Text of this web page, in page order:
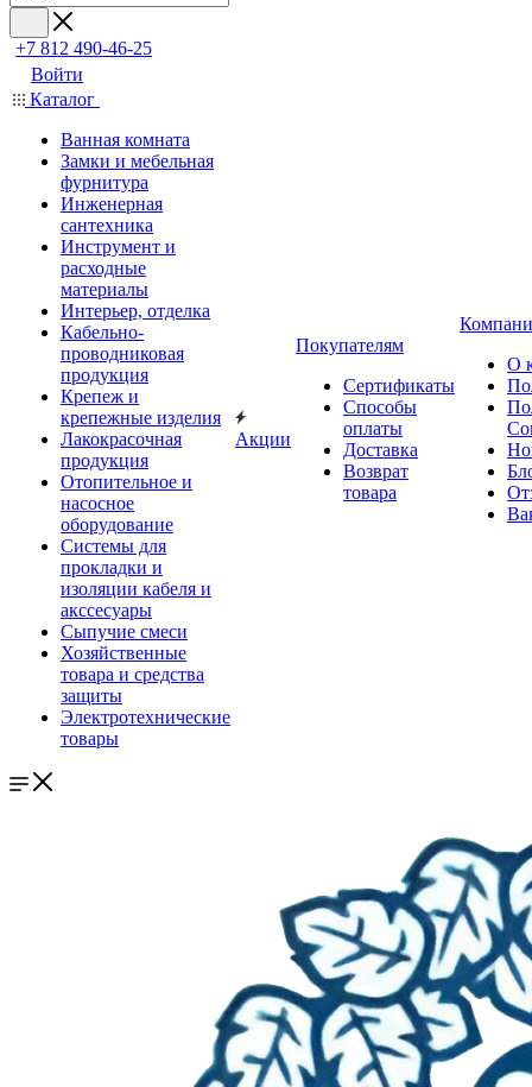
+7 812 490-46-25
Войти
Каталог
Ванная комната
Замки и мебельная
фурнитура
Инженерная
сантехника
Инструмент и
расходные
материалы
Интерьер, отделка
Кабельно-
проводниковая
продукция
Крепеж и
крепежные изделия
Лакокрасочная
продукция
Отопительное и
насосное
оборудование
Системы для
прокладки и
изоляции кабеля и
акссесуары
Сыпучие смеси
Хозяйственные
товара и средства
защиты
Электротехнические
товары
Акции
Покупателям
Сертификаты
Способы
оплаты
Доставка
Возврат
товара
О